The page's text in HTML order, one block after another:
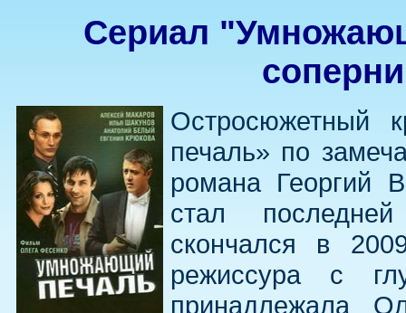
Сериал
Остросюжетный
печаль» по
романа Георгий
стал
скончался в
режиссура с
принадлежала